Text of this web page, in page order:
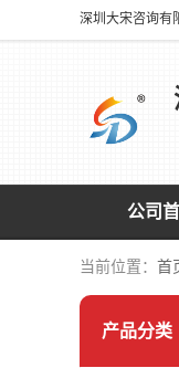
公司
当前位置： 首
产品分类